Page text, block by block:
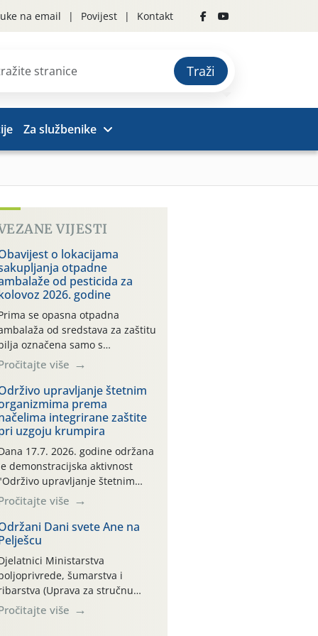
na email Povijest Kontakt
Traži
Za službenike
VIJESTI
o lokacijama
otpadne
od pesticida za
2026. godine
se opasna otpadna
od sredstava za zaštitu
označena samo s
i oznakom
CROCPA EKO MODEL:
ambalaža kao i
drugih proizvoda koji
sredstva za zaštitu bilja
(npr. ambalaža od mineralnih
se ne prihvaća.
je osiguran
povrat prazne
isključivo ovih tvrtki:
MAKS, AGRONOM,
TKI* (PINUS […]
više
upravljanje štetnim
prema
integrirane zaštite
uzgoju krumpira
17.7. 2026. godine održana
demonstracijska aktivnost
upravljanje štetnim
prema načelima
integrirane zaštite pri uzgoju
na pokusnom polju
kraj naselja Belica
parcela ID 2445031)
dio Međimurske
više
Dani svete Ane na
Ministarstva
šumarstva i
(Uprava za stručnu
razvoju poljoprivrede)
sudjelovali su na tradicionalnom
više